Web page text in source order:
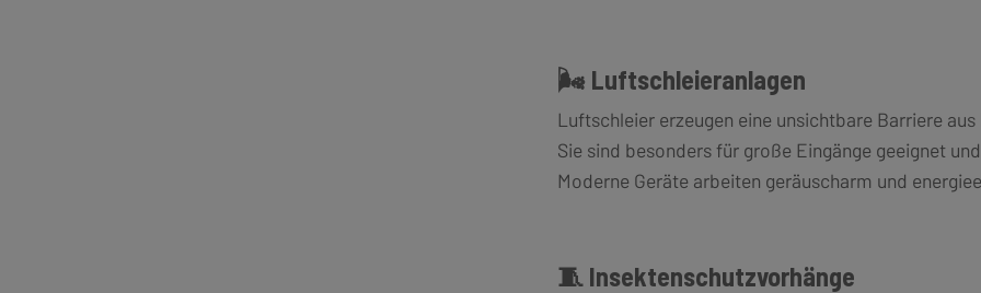
🌬️ Luftschleieranlagen
Luftschleier erzeugen eine unsichtbare Barriere
Sie sind besonders für große Eingänge geeignet
Moderne Geräte arbeiten geräuscharm und
🧵 Insektenschutzvorhänge